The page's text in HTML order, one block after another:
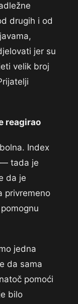
drugih i od
jer su
velik broj
reagirao
Index
— tada je
da je
privremeno
jedna
da sama
pomoći
bilo